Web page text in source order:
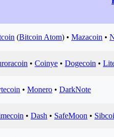
(Bitcoin Atom) • Mazacoin •
• Coinye • Dogecoin •
• Monero • DarkNote
• Dash • SafeMoon •